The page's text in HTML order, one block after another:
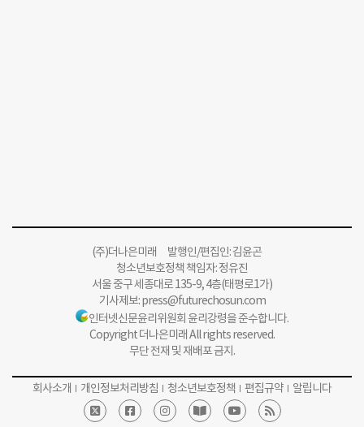
(주)더나은미래 발행인/편집인: 김윤곤
청소년보호정책 책임자: 정유진
서울 중구 세종대로 135-9, 4층(태평로1가)
기사제보:press@futurechosun.com
인터넷신문윤리위원회 윤리강령을 준수합니다.
Copyright 더나은미래 All rights reserved.
무단 전재 및 재배포 금지.
회사소개 개인정보처리방침 청소년보호정책 편집규약 알립니다